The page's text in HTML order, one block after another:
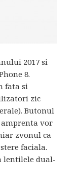
2017 si
8.
fata si
zic
Butonul
amprenta vor
zvonul ca
faciala.
lentilele dual-